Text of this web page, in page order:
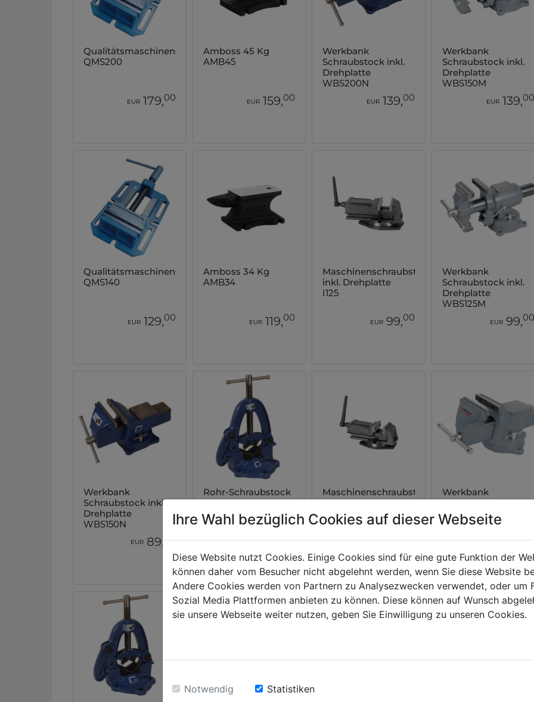
Qualitätsmaschinenschraubstock
QMS200
EUR 179,00
Amboss 45 Kg
AMB45
EUR 159,00
Werkbank
Schraubstock inkl.
Drehplatte
WBS200N
EUR 139,00
Werkbank
Schraubstock inkl.
Drehplatte
WBS150M
EUR 139,00
Qualitätsmaschinenschraubstock
QMS140
EUR 129,00
Amboss 34 Kg
AMB34
EUR 119,00
Maschinenschraubstock
inkl. Drehplatte
I125
EUR 99,00
Werkbank
Schraubstock inkl.
Drehplatte
WBS125M
EUR 99,00
Werkbank
Schraubstock inkl.
Drehplatte
WBS150N
EUR 89,00
Rohr-Schraubstock
RSS390
EUR 79,00
Maschinenschraubstock
I100
EUR 79,00
Werkbank
Schraubstock inkl.
Drehplatte
WBS125N
EUR 69,00
Ihre Wahl bezüglich Cookies auf dieser Webseite
Diese Website nutzt Cookies. Einige Cookies sind für eine gute Funktion der
können daher vom Besucher nicht abgelehnt werden, wenn Sie diese Website
Andere Cookies werden von Partnern zu Analysezwecken verwendet, oder um
Sozial Media Plattformen anbieten zu können. Diese können auf Wunsch
sie unsere Webseite weiter nutzen, geben Sie Einwilligung zu unseren Cookies.
Notwendig Statistiken